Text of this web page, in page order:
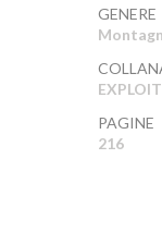
GENERE
PAGINE
216